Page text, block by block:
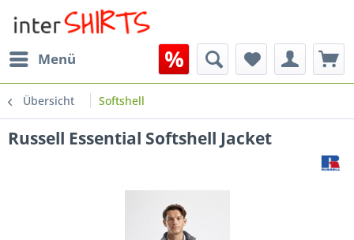
Menü
Übersicht Softshell
Russell Essential Softshell Jacket